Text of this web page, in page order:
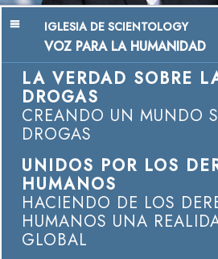
IGLESIA DE SCIENTOLOGY
VOZ PARA LA HUMANIDAD
LA VERDAD SOBRE
DROGAS
CREANDO UN MUNDO
DROGAS
UNIDOS POR LOS
HUMANOS
HACIENDO DE LOS
HUMANOS UNA
GLOBAL